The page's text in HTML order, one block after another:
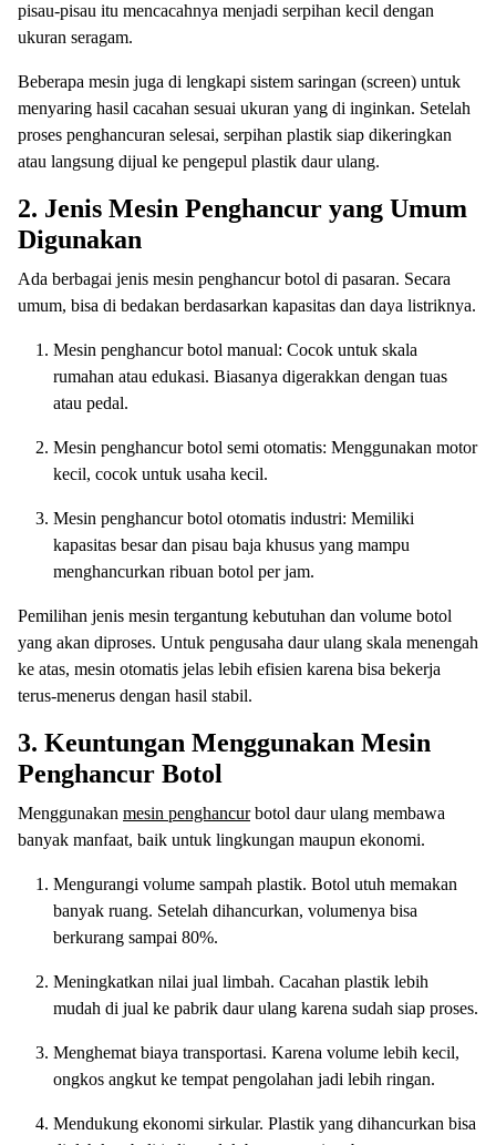
pisau-pisau itu mencacahnya menjadi serpihan kecil dengan
ukuran seragam.
Beberapa mesin juga di lengkapi sistem saringan (screen) untuk
menyaring hasil cacahan sesuai ukuran yang di inginkan. Setelah
proses penghancuran selesai, serpihan plastik siap dikeringkan
atau langsung dijual ke pengepul plastik daur ulang.
2. Jenis Mesin Penghancur yang Umum
Digunakan
Ada berbagai jenis mesin penghancur botol di pasaran. Secara
umum, bisa di bedakan berdasarkan kapasitas dan daya listriknya.
Mesin penghancur botol manual: Cocok untuk skala
rumahan atau edukasi. Biasanya digerakkan dengan tuas
atau pedal.
Mesin penghancur botol semi otomatis: Menggunakan motor
kecil, cocok untuk usaha kecil.
Mesin penghancur botol otomatis industri: Memiliki
kapasitas besar dan pisau baja khusus yang mampu
menghancurkan ribuan botol per jam.
Pemilihan jenis mesin tergantung kebutuhan dan volume botol
yang akan diproses. Untuk pengusaha daur ulang skala menengah
ke atas, mesin otomatis jelas lebih efisien karena bisa bekerja
terus-menerus dengan hasil stabil.
3. Keuntungan Menggunakan Mesin
Penghancur Botol
Menggunakan mesin penghancurbotol daur ulang membawa
banyak manfaat, baik untuk lingkungan maupun ekonomi.
Mengurangi volume sampah plastik. Botol utuh memakan
banyak ruang. Setelah dihancurkan, volumenya bisa
berkurang sampai 80%.
Meningkatkan nilai jual limbah. Cacahan plastik lebih
mudah di jual ke pabrik daur ulang karena sudah siap proses.
Menghemat biaya transportasi. Karena volume lebih kecil,
ongkos angkut ke tempat pengolahan jadi lebih ringan.
Mendukung ekonomi sirkular. Plastik yang dihancurkan bisa